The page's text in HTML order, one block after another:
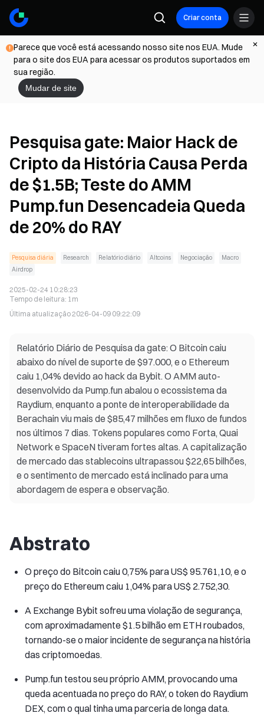
Criar conta
Parece que você está acessando nosso site nos EUA. Mude
para o site dos EUA para acessar os produtos suportados em
sua região.
Mudar de site
Pesquisa gate: Maior Hack de
Cripto da História Causa Perda
de $1.5B; Teste do AMM
Pump.fun Desencadeia Queda
de 20% do RAY
Pesquisa diária Research Relatório diário Altcoins Negociação
Macro
Airdrop
2025-02-24 10:28:23
Tempo de leitura: 1m
Última atualização2026-04-09 09:22:09
Relatório Diário de Pesquisa da gate: O Bitcoin caiu
abaixo do nível de suporte de $97.000, e o Ethereum
caiu 1,04% devido ao hack da Bybit. O AMM auto-
desenvolvido da Pump.fun abalou o ecossistema da
Raydium, enquanto a ponte de interoperabilidade da
Berachain viu mais de $85,47 milhões em fluxo de fundos
nos últimos 7 dias. Tokens populares como Forta, Quai
Network e SpaceN tiveram fortes altas. A capitalização
de mercado das stablecoins ultrapassou $22,65 bilhões,
e o sentimento de mercado está inclinado para uma
abordagem de espera e observação.
Abstrato
O preço do Bitcoin caiu 0,75% para US$ 95.761,10, e o
preço do Ethereum caiu 1,04% para US$ 2.752,30.
A Exchange Bybit sofreu uma violação de segurança,
com aproximadamente $1.5 bilhão em ETH roubados,
tornando-se o maior incidente de segurança na história
das criptomoedas.
Pump.fun testou seu próprio AMM, provocando uma
queda acentuada no preço do RAY, o token do Raydium
DEX, com o qual tinha uma parceria de longa data.